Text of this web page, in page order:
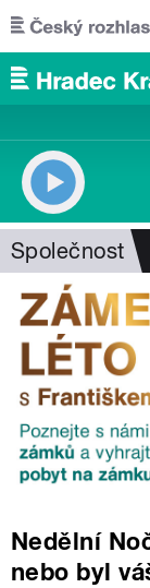
Přejít k hlavnímu
Společnost
Nedělní
nebo byl